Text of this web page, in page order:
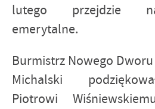
lutego przejdzie
emerytalne.
Burmistrz Nowego
Michalski
Piotrowi